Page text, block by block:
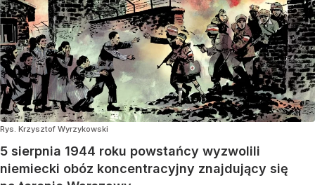
Rys. Krzysztof Wyrzykowski
5 sierpnia 1944 roku powstańcy wyzwolili
niemiecki obóz koncentracyjny znajdujący się